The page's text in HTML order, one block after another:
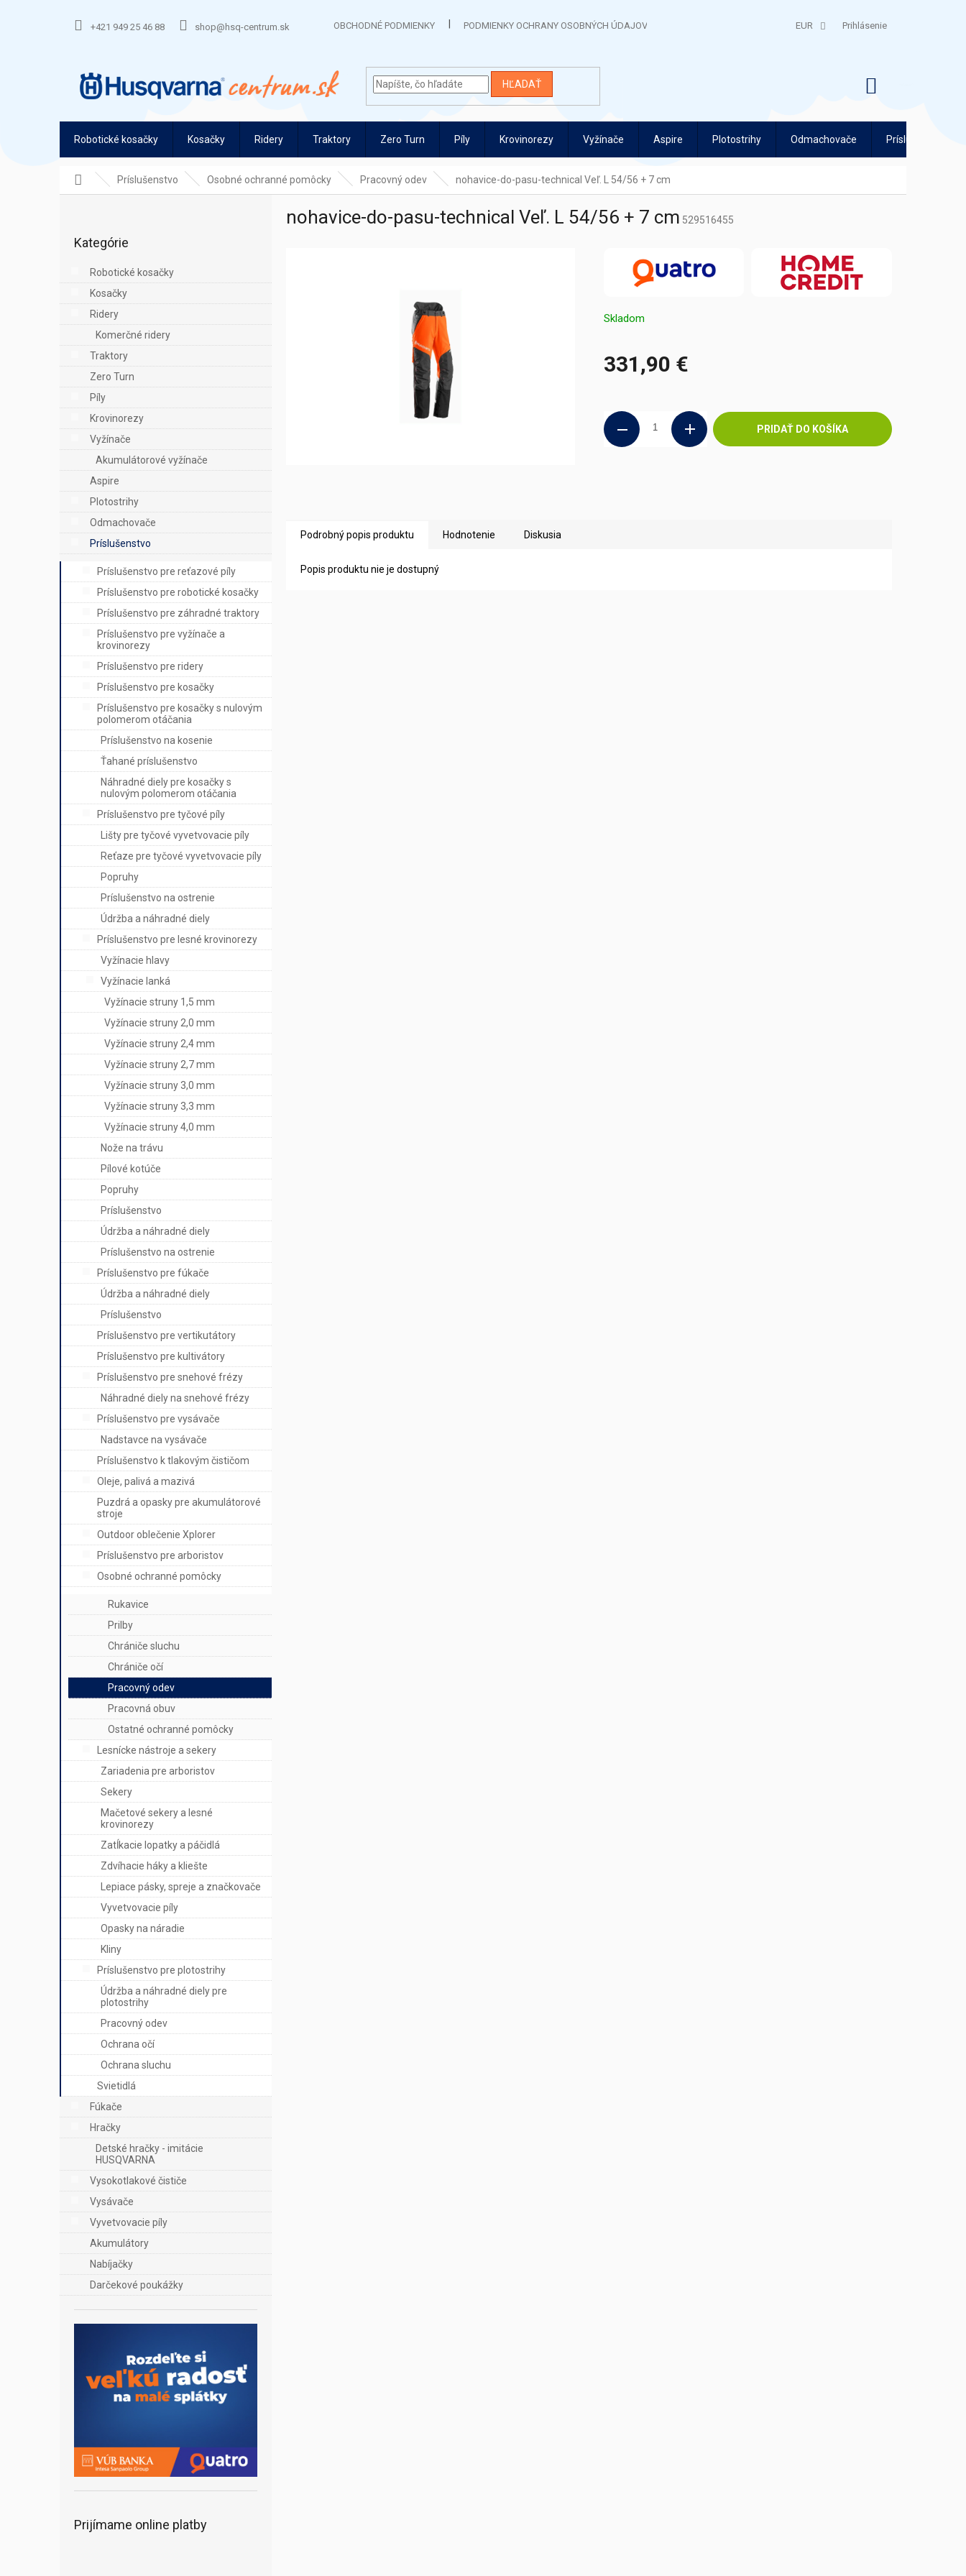
+421 949 25 46 88 shop@hsq-centrum.sk OBCHODNÉ PODMIENKY PODMIENKY OCHRANY OSOBNÝCH ÚDAJOV EUR Prihlásenie
HĽADAŤ
Robotické kosačky Kosačky Ridery Traktory Zero Turn Píly Krovinorezy Vyžínače Aspire Plotostrihy Odmachovače Príslušenstvo
DomovPríslušenstvo Osobné ochranné pomôcky Pracovný odev nohavice-do-pasu-technical Veľ. L 54/56 + 7 cm
p
e
l
kategórie
Kategórie
Robotické kosačky
Kosačky
Ridery
Komerčné ridery
Traktory
Zero Turn
Píly
Krovinorezy
Vyžínače
Akumulátorové vyžínače
Aspire
Plotostrihy
Odmachovače
Príslušenstvo
Príslušenstvo pre reťazové píly
Príslušenstvo pre robotické kosačky
Príslušenstvo pre záhradné traktory
Príslušenstvo pre vyžínače a
krovinorezy
Príslušenstvo pre ridery
Príslušenstvo pre kosačky
Príslušenstvo pre kosačky s nulovým
polomerom otáčania
Príslušenstvo na kosenie
Ťahané príslušenstvo
Náhradné diely pre kosačky s
nulovým polomerom otáčania
Príslušenstvo pre tyčové píly
Lišty pre tyčové vyvetvovacie píly
Reťaze pre tyčové vyvetvovacie píly
Popruhy
Príslušenstvo na ostrenie
Údržba a náhradné diely
Príslušenstvo pre lesné krovinorezy
Vyžínacie hlavy
Vyžínacie lanká
Vyžínacie struny 1,5 mm
Vyžínacie struny 2,0 mm
Vyžínacie struny 2,4 mm
Vyžínacie struny 2,7 mm
Vyžínacie struny 3,0 mm
Vyžínacie struny 3,3 mm
Vyžínacie struny 4,0 mm
Nože na trávu
Pílové kotúče
Popruhy
Príslušenstvo
Údržba a náhradné diely
Príslušenstvo na ostrenie
Príslušenstvo pre fúkače
Údržba a náhradné diely
Príslušenstvo
Príslušenstvo pre vertikutátory
Príslušenstvo pre kultivátory
Príslušenstvo pre snehové frézy
Náhradné diely na snehové frézy
Príslušenstvo pre vysávače
Nadstavce na vysávače
Príslušenstvo k tlakovým čističom
Oleje, palivá a mazivá
Puzdrá a opasky pre akumulátorové
stroje
Outdoor oblečenie Xplorer
Príslušenstvo pre arboristov
Osobné ochranné pomôcky
Rukavice
Prilby
Chrániče sluchu
Chrániče očí
Pracovný odev
Pracovná obuv
Ostatné ochranné pomôcky
Lesnícke nástroje a sekery
Zariadenia pre arboristov
Sekery
Mačetové sekery a lesné
krovinorezy
Zatĺkacie lopatky a páčidlá
Zdvíhacie háky a kliešte
Lepiace pásky, spreje a značkovače
Vyvetvovacie píly
Opasky na náradie
Kliny
Príslušenstvo pre plotostrihy
Údržba a náhradné diely pre
plotostrihy
Pracovný odev
Ochrana očí
Ochrana sluchu
Svietidlá
Fúkače
Hračky
Detské hračky - imitácie
HUSQVARNA
Vysokotlakové čističe
Vysávače
Vyvetvovacie píly
Akumulátory
Nabíjačky
Darčekové poukážky
Prijímame online platby
nohavice-do-pasu-technical Veľ. L 54/56 + 7 cm 529516455
331,90 €
Skladom
PRIDAŤ DO KOŠÍKA
Podrobný popis produktu Hodnotenie Diskusia
Popis produktu nie je dostupný